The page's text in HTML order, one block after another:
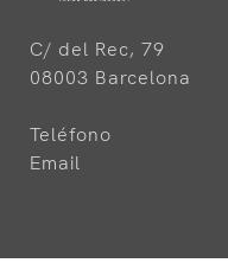
C/ del Rec, 79
08003 Barcelona
Teléfono
Email